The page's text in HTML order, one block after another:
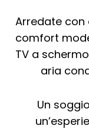
Arredate con
comfort
TV a
aria
Un